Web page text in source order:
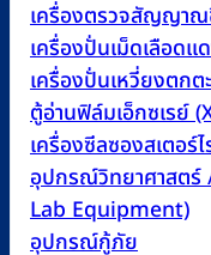
เครื่องตรวจสัญญา
เครื่องปั่นเม็ดเลือดแ
เครื่องปั่นเหวี่ยงตกต
ตู้อ่านฟิล์มเอ็กซเรย์
เครื่องซีลซองสเตอร์
อุปกรณ์วิทยาศาสต
Lab Equipment)
อุปกรณ์กู้ภัย